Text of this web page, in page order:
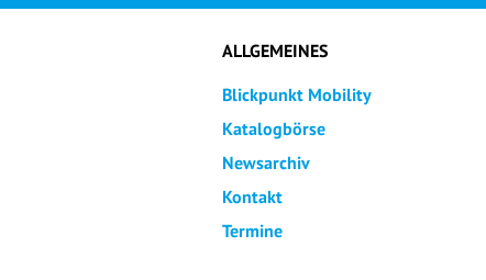
ALLGEMEINES
Blickpunkt Mobility
Katalogbörse
Newsarchiv
Kontakt
Termine